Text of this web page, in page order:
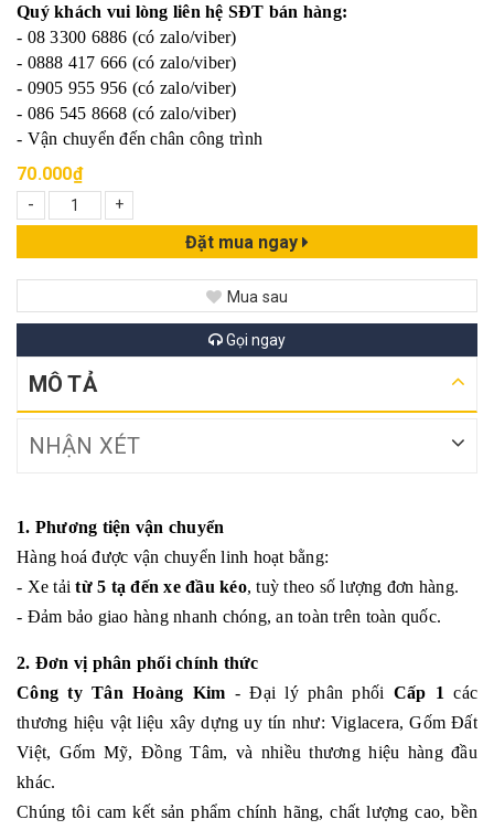
Quý khách vui lòng liên hệ SĐT bán hàng:
- 08 3300 6886 (có zalo/viber)
- 0888 417 666 (có zalo/viber)
- 0905 955 956 (có zalo/viber)
- 086 545 8668 (có zalo/viber)
- Vận chuyển đến chân công trình
70.000₫
-
+
Đặt mua ngay
Mua sau
Gọi ngay
MÔ TẢ
NHẬN XÉT
1. Phương tiện vận chuyển
Hàng hoá được vận chuyển linh hoạt bằng:
- Xe tảitừ 5 tạ đến xe đầu kéo, tuỳ theo số lượng đơn hàng.
- Đảm bảo giao hàng nhanh chóng, an toàn trên toàn quốc.
2. Đơn vị phân phối chính thức
Công ty Tân Hoàng Kim - Đại lý phân phối Cấp 1 các
thương hiệu vật liệu xây dựng uy tín như: Viglacera, Gốm Đất
Việt, Gốm Mỹ, Đồng Tâm, và nhiều thương hiệu hàng đầu
khác.
Chúng tôi cam kết sản phẩm chính hãng, chất lượng cao, bền